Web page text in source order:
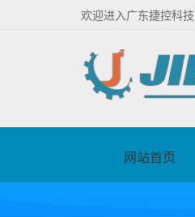
欢迎进入广东捷控科
网站首页